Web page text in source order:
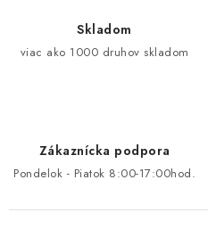
Skladom
viac ako 1000 druhov skladom
Zákaznícka podpora
Pondelok - Piatok 8:00-17:00hod.